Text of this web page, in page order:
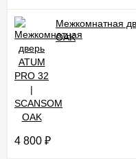
Межкомнатная
OAK
4 800 ₽